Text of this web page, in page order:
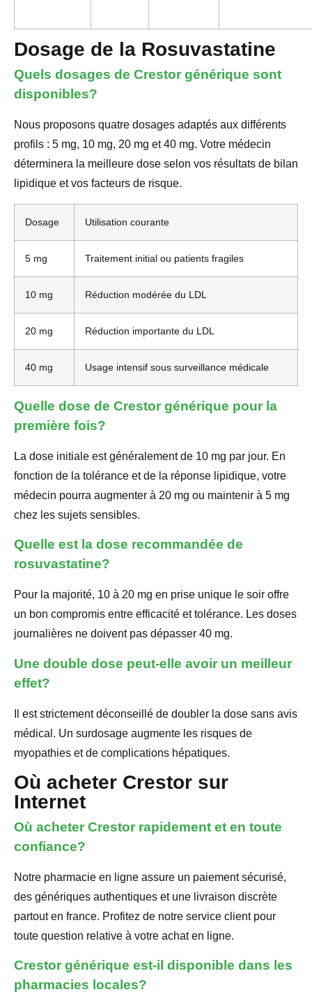
Dosage de la Rosuvastatine
Quels dosages de Crestor générique sont
disponibles?
Nous proposons quatre dosages adaptés aux différents
profils : 5 mg, 10 mg, 20 mg et 40 mg. Votre médecin
déterminera la meilleure dose selon vos résultats de bilan
lipidique et vos facteurs de risque.
Dosage Utilisation courante
5 mg Traitement initial ou patients fragiles
10 mg Réduction modérée du LDL
20 mg Réduction importante du LDL
40 mg Usage intensif sous surveillance médicale
Quelle dose de Crestor générique pour la
première fois?
La dose initiale est généralement de 10 mg par jour. En
fonction de la tolérance et de la réponse lipidique, votre
médecin pourra augmenter à 20 mg ou maintenir à 5 mg
chez les sujets sensibles.
Quelle est la dose recommandée de
rosuvastatine?
Pour la majorité, 10 à 20 mg en prise unique le soir offre
un bon compromis entre efficacité et tolérance. Les doses
journalières ne doivent pas dépasser 40 mg.
Une double dose peut-elle avoir un meilleur
effet?
Il est strictement déconseillé de doubler la dose sans avis
médical. Un surdosage augmente les risques de
myopathies et de complications hépatiques.
Où acheter Crestor sur
Internet
Où acheter Crestor rapidement et en toute
confiance?
Notre pharmacie en ligne assure un paiement sécurisé,
des génériques authentiques et une livraison discrète
partout en france. Profitez de notre service client pour
toute question relative à votre achat en ligne.
Crestor générique est-il disponible dans les
pharmacies locales?